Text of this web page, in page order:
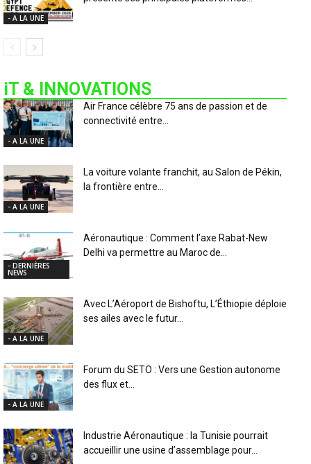
- A LA UNE
iT & INNOVATIONS
- A LA UNE
Air France célèbre 75 ans de passion et de
connectivité entre...
- A LA UNE
La voiture volante franchit, au Salon de Pékin,
la frontière entre...
- DERNIÈRES
NEWS
Aéronautique : Comment l’axe Rabat-New
Delhi va permettre au Maroc de...
- A LA UNE
Avec L’Aéroport de Bishoftu, L’Éthiopie déploie
ses ailes avec le futur...
- A LA UNE
Forum du SETO : Vers une Gestion autonome
des flux et...
Industrie Aéronautique : la Tunisie pourrait
accueillir une usine d’assemblage pour...